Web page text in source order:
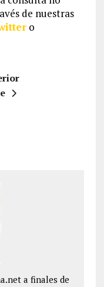
de nuestras
o
a finales de